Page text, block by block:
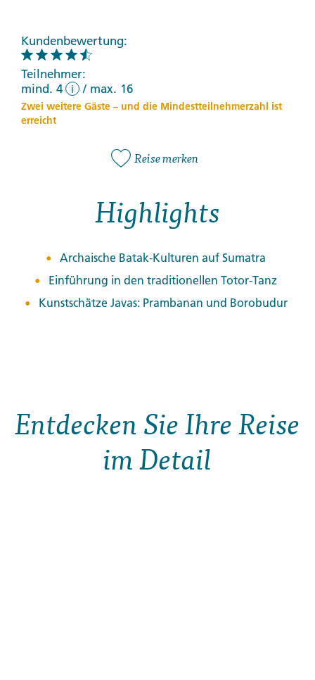
Kundenbewertung:
Teilnehmer:
mind. 4
i / max. 16
Zwei weitere Gäste – und die Mindestteilnehmerzahl ist
erreicht
Reise merken
Highlights
Archaische Batak-Kulturen auf Sumatra
Einführung in den traditionellen Totor-Tanz
Kunstschätze Javas: Prambanan und Borobudur
Entdecken Sie Ihre Reise
im Detail